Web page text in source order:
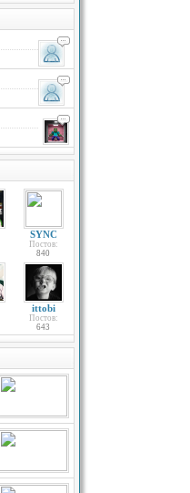
SYNC
Постов:
840
ittobi
Постов:
643